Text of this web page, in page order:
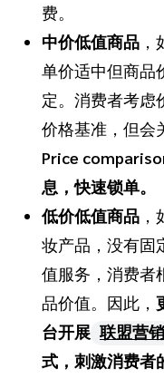
费。
中价低值商品
单价适中但商品
定。消费者考虑
价格基准，但会
Price
息，快速锁单。
低价低值商品
妆产品，没有固
值服务，消费者
品价值。因此，
台开展 联盟营销
式，刺激消费者